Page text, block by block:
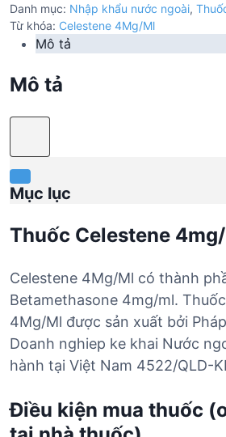
Danh mục: Nhập khẩu nước ngoài,
Từ khóa: Celestene 4Mg/Ml
Mô tả
Mô tả
Mục lục
Thuốc Celestene
Celestene 4Mg/Ml có thành
Betamethasone 4mg/ml.
4Mg/Ml được sản xuất bởi
Doanh nghiep ke khai Nước
hành tại Việt Nam 4522/QLD-
Điều kiện mua thuốc